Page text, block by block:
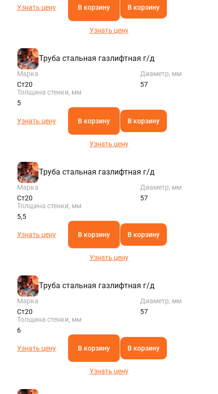
Узнать цену В корзину В корзину
Узнать цену
Труба стальная газлифтная г/д
Марка
Ст20
Диаметр, мм
57
Толщина стенки, мм
5
Узнать цену В корзину В корзину
Узнать цену
Труба стальная газлифтная г/д
Марка
Ст20
Диаметр, мм
57
Толщина стенки, мм
5,5
Узнать цену В корзину В корзину
Узнать цену
Труба стальная газлифтная г/д
Марка
Ст20
Диаметр, мм
57
Толщина стенки, мм
6
Узнать цену В корзину В корзину
Узнать цену